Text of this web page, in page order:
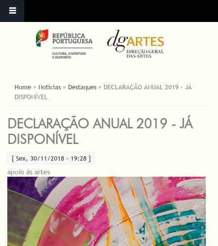
ESTÁ AQUI
Home » Noticias » Destaques » DECLARAÇÃO ANUAL 2019 - JÁ
DISPONÍVEL
DECLARAÇÃO ANUAL 2019 - JÁ
DISPONÍVEL
[ Sex, 30/11/2018 - 19:28 ]
apoio às artes